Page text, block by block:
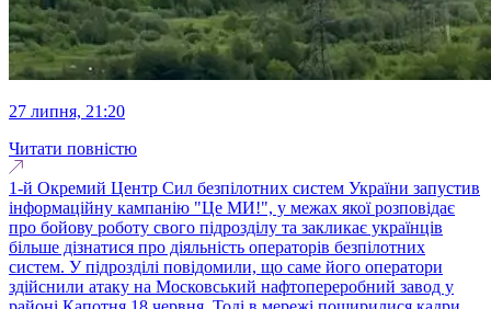
27 липня, 21:20
Читати повністю
1-й Окремий Центр Сил безпілотних систем України запустив
інформаційну кампанію "Це МИ!", у межах якої розповідає
про бойову роботу свого підрозділу та закликає українців
більше дізнатися про діяльність операторів безпілотних
систем. У підрозділі повідомили, що саме його оператори
здійснили атаку на Московський нафтопереробний завод у